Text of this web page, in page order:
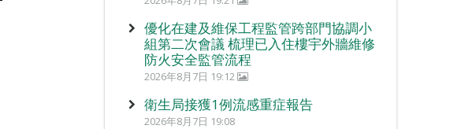
優化在建及維保工程監管跨部門協調小
組第二次會議 梳理已入住樓宇外牆維修
防火安全監管流程
2026年8月7日 19:12
衛生局接獲1例流感重症報告
2026年8月7日 19:08